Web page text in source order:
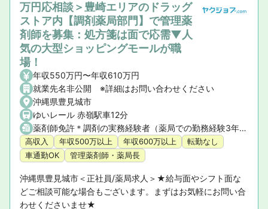
万円応相談＞豊崎エリアのドラッグ
ストア内【調剤薬局部門】で管理薬
剤師を募集：処方箋は面で応需▼人
気の大型ショッピングモールが職
場！
年収550万円〜年収610万円
就業先名非公開 ※詳細はお問い合わせください
沖縄県豊見城市
ゆいレール 赤嶺駅車12分
薬剤師免許＊調剤の実務経験者（薬局での勤務経験3年以上の方） ＊管理薬剤師として勤務できる方
高収入 年収500万以上 年収600万以上
転勤なし
車通勤OK
管理薬剤師・薬局長
沖縄県豊見城市＜正社員/薬局求人＞★給与面やシフト面な
どご相談可能な場合もございます。まずはお気軽にお問い合
わせくださいませ★